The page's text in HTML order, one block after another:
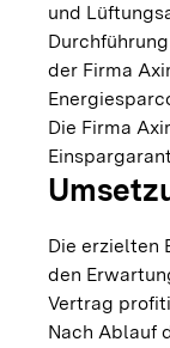
und
der Firma
Die Firma
Die erzielten
den
Vertrag
Nach Ablauf